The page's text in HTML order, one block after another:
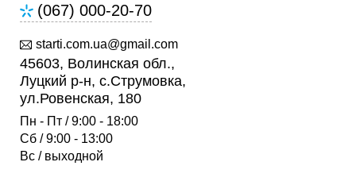
(067) 000-20-70
starti.com.ua@gmail.com
45603, Волинская обл.,
Луцкий р-н, с.Струмовка,
ул.Ровенская, 180
Пн - Пт / 9:00 - 18:00
Сб / 9:00 - 13:00
Вс / выходной